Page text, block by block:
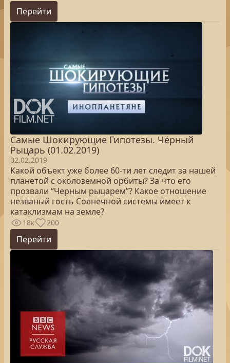
Перейти
Самые Шокирующие Гипотезы. Чёрный
Рыцарь (01.02.2019)
02.02.2019
Какой объект уже более 60-ти лет следит за нашей
планетой с околоземной орбиты? За что его
прозвали “Черным рыцарем”? Какое отношение
незваный гость Солнечной системы имеет к
катаклизмам на земле?
18к 200
Перейти